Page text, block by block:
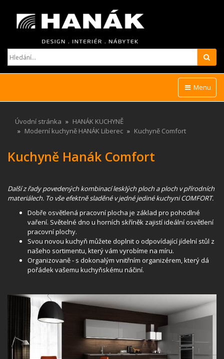
Menu
Úvodní stránka
HANÁK KUCHYNĚ
Moderní kuchyně HANÁK Liberec
Kuchyně Comfort
Kuchyně Hanák Comfort
Další z řady povedených kombinací lesklých ploch a ploch v přírodních
materiálech. To vše efektně sladěné v jedné jediné kuchyni COMFORT.
Dobře osvětlená pracovní plocha je základ pro pohodlné
vaření. Světelné dno u horních skříněk zajistí ideální osvětlení
pracovní plochy.
Svou novou kuchyň můžete doplnit o odpovídající jídelní stůl z
našeho sortimentu, který vám vyrobíme na míru.
Organizovaně - s dokonalým vnitřním organizérem, který dá
pořádek vašemu kuchyňskému náčiní.